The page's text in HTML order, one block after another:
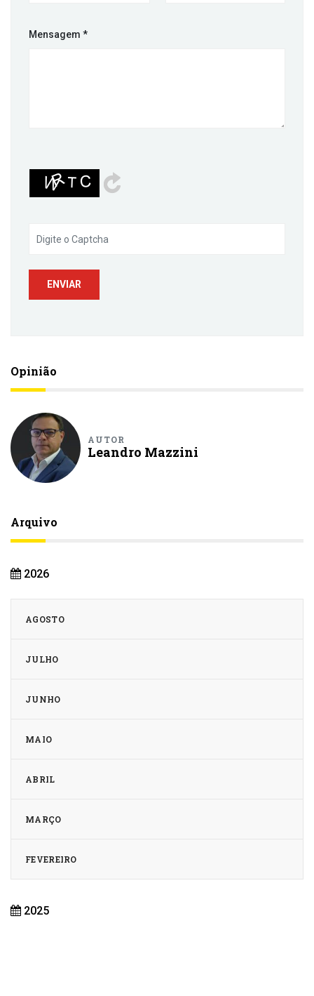
Mensagem *
Opinião
AUTOR
Leandro Mazzini
Arquivo
2026
AGOSTO
JULHO
JUNHO
MAIO
ABRIL
MARÇO
FEVEREIRO
2025